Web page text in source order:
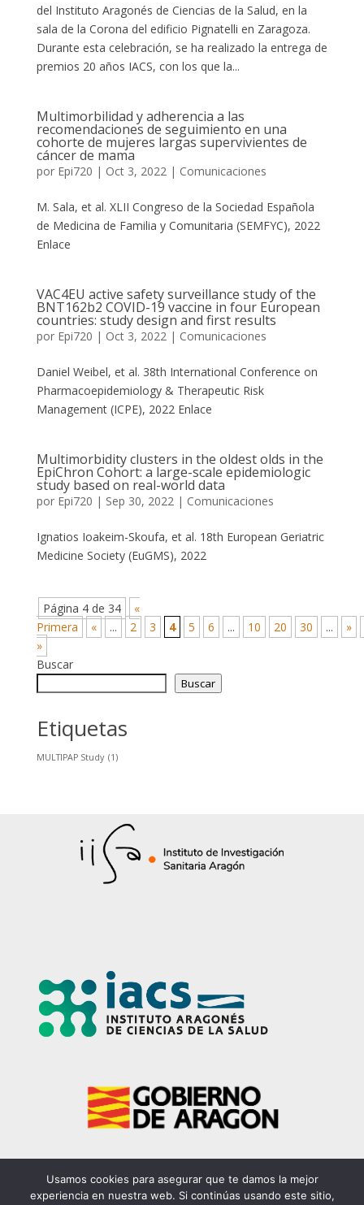
del Instituto Aragonés de Ciencias de la Salud, en la
sala de la Corona del edificio Pignatelli en Zaragoza.
Durante esta celebración, se ha realizado la entrega de
premios 20 años IACS, con los que la...
Multimorbilidad y adherencia a las
recomendaciones de seguimiento en una
cohorte de mujeres largas supervivientes de
cáncer de mama
por Epi720 | Oct 3, 2022 | Comunicaciones
M. Sala, et al. XLII Congreso de la Sociedad Española
de Medicina de Familia y Comunitaria (SEMFYC), 2022
Enlace
VAC4EU active safety surveillance study of the
BNT162b2 COVID-19 vaccine in four European
countries: study design and first results
por Epi720 | Oct 3, 2022 | Comunicaciones
Daniel Weibel, et al. 38th International Conference on
Pharmacoepidemiology & Therapeutic Risk
Management (ICPE), 2022 Enlace
Multimorbidity clusters in the oldest olds in the
EpiChron Cohort: a large-scale epidemiologic
study based on real-world data
por Epi720 | Sep 30, 2022 | Comunicaciones
Ignatios Ioakeim-Skoufa, et al. 18th European Geriatric
Medicine Society (EuGMS), 2022
Página 4 de 34
«
Primera
« ... 2 3 4 5 6 ... 10 20 30 ...
»
»
Buscar
Buscar
Etiquetas
MULTIPAP Study (1)
©EpiChron / diseño: Atento Comunicación
Usamos cookies para asegurar que te damos la mejor
experiencia en nuestra web. Si continúas usando este sitio,